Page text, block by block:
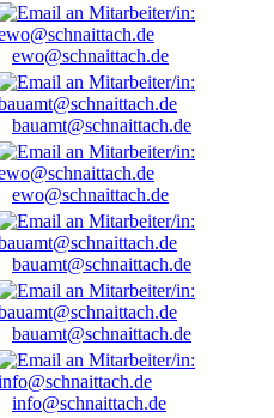
ewo@schnaittach.de
bauamt@schnaittach.de
ewo@schnaittach.de
bauamt@schnaittach.de
bauamt@schnaittach.de
info@schnaittach.de